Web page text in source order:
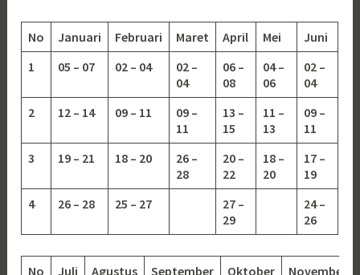
No Januari Februari Maret April Mei
Juni
1
05 – 07 02 – 04
02 –
04
06 –
08
04 –
06
02 –
04
2
12 – 14 09 – 11
09 –
11
13 –
15
11 –
13
09 –
11
3
19 – 21 18 – 20
26 –
28
20 –
22
18 –
20
17 –
19
4
26 – 28 25 – 27
27 –
29
24 –
26
No Juli Agustus September Oktober
November